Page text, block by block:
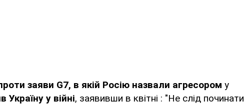
заяви G7, в якій Росію назвали агресором у
у війні, заявивши в квітні : "Не слід починати